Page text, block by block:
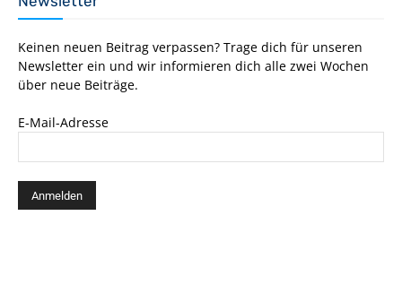
Keinen neuen Beitrag verpassen? Trage dich für unseren
Newsletter ein und wir informieren dich alle zwei Wochen
über neue Beiträge.
E-Mail-Adresse